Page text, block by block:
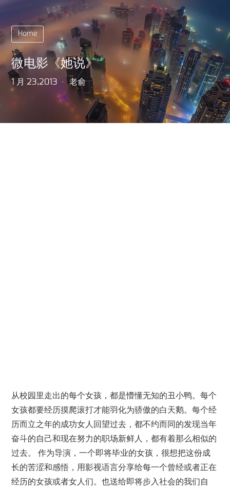
Home
微电影《她说》
1 月 23,2013 老俞
从校园里走出的每个女孩，都是懵懂无知的丑小鸭。每个
女孩都要经历摸爬滚打才能羽化为骄傲的白天鹅。每个经
历而立之年的成功女人回望过去，都不约而同的发现当年
奋斗的自己和现在努力的职场新鲜人，都有着那么相似的
过去。 作为导演，一个即将毕业的女孩，很想把这份成
长的苦涩和感悟，用影视语言分享给每一个曾经或者正在
经历的女孩或者女人们。也送给即将步入社会的我们自